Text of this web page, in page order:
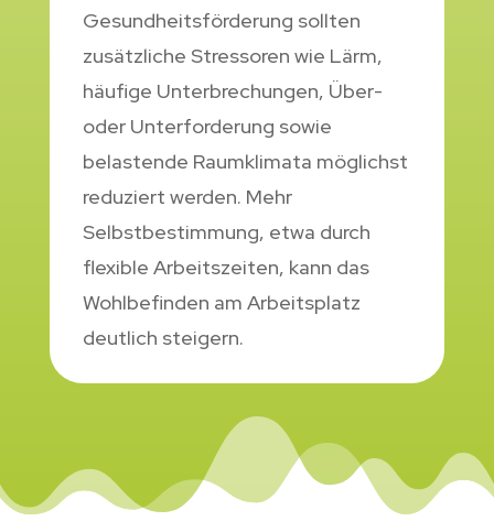
Gesundheitsförderung sollten
zusätzliche Stressoren wie Lärm,
häufige Unterbrechungen, Über-
oder Unterforderung sowie
belastende Raumklimata möglichst
reduziert werden. Mehr
Selbstbestimmung, etwa durch
flexible Arbeitszeiten, kann das
Wohlbefinden am Arbeitsplatz
deutlich steigern.